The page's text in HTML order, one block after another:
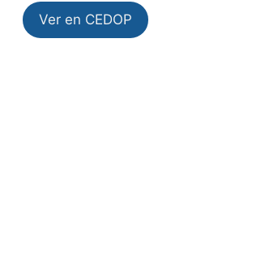
Ver en CEDOP